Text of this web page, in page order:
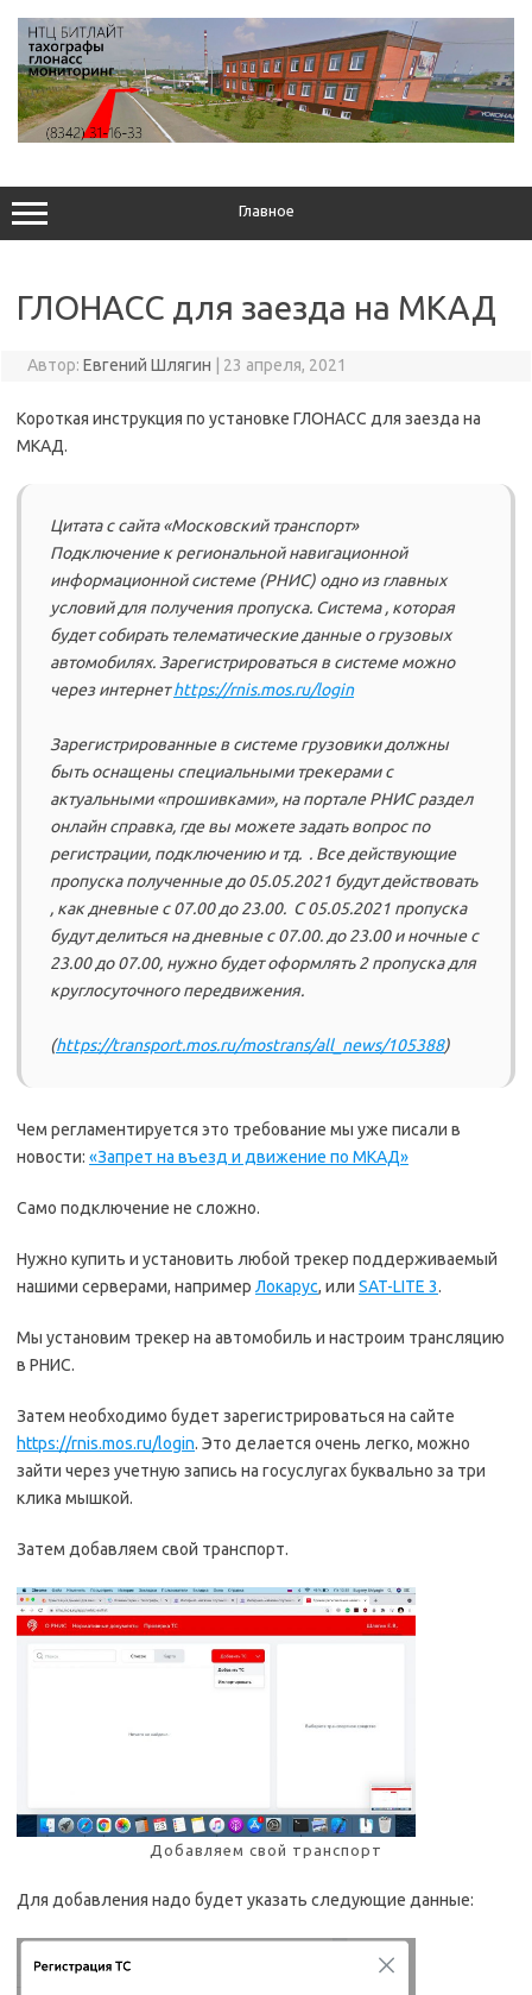
содержимому
Главное
ГЛОНАСС для заезда на МКАД
Автор: Евгений Шлягин 23 апреля, 2021
Короткая инструкция по установке ГЛОНАСС для заезда на
МКАД.
Цитата с сайта «Московский транспорт»
Подключение к региональной навигационной
информационной системе (РНИС) одно из главных
условий для получения пропуска. Система , которая
будет собирать телематические данные о грузовых
автомобилях. Зарегистрироваться в системе можно
через интернетhttps://rnis.mos.ru/login
Зарегистрированные в системе грузовики должны
быть оснащены специальными трекерами с
актуальными «прошивками», на портале РНИС раздел
онлайн справка, где вы можете задать вопрос по
регистрации, подключению и тд. . Все действующие
пропуска полученные до 05.05.2021 будут действовать
, как дневные с 07.00 до 23.00. С 05.05.2021 пропуска
будут делиться на дневные с 07.00. до 23.00 и ночные с
23.00 до 07.00, нужно будет оформлять 2 пропуска для
круглосуточного передвижения.
(https://transport.mos.ru/mostrans/all_news/105388)
Чем регламентируется это требование мы уже писали в
новости: «Запрет на въезд и движение по МКАД»
Само подключение не сложно.
Нужно купить и установить любой трекер поддерживаемый
нашими серверами, например Локарус, или SAT-LITE 3.
Мы установим трекер на автомобиль и настроим трансляцию
в РНИС.
Затем необходимо будет зарегистрироваться на сайте
https://rnis.mos.ru/login. Это делается очень легко, можно
зайти через учетную запись на госуслугах буквально за три
клика мышкой.
Затем добавляем свой транспорт.
Добавляем свой транспорт
Для добавления надо будет указать следующие данные: